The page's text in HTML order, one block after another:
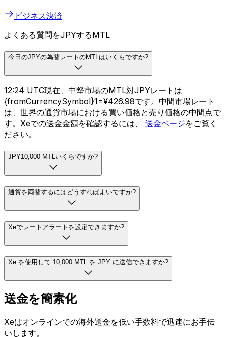
ビジネス決済
よくある質問をJPYするMTL
今日のJPYの為替レートのMTLはいくらですか?
12:24 UTC現在、中堅市場のMTL対JPYレートは
{fromCurrencySymbol}1=¥426.98です。中間市場レート
は、世界の通貨市場における買い価格と売り価格の中間点で
す。Xeでの送金金額を確認するには、 送金ページをご覧く
ださい。
JPY10,000 MTLいくらですか?
通貨を両替するにはどうすればよいですか?
Xeでレートアラートを設定できますか?
Xe を使用して 10,000 MTL を JPY に送信できますか?
送金を簡素化
Xeはオンラインでの海外送金を低い手数料で迅速にお手伝
いします。